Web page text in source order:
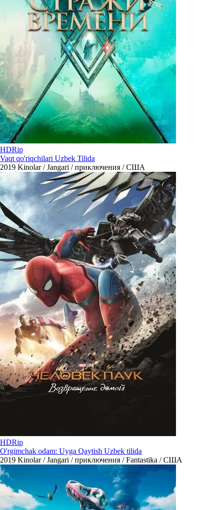
HDRip
Vaqt qo'riqchilari Uzbek Tilida
2019 Kinolar / Jangari / приключения / США
HDRip
O'rgimchak odam: Uyga Qaytish Uzbek tilida
2019 Kinolar / Jangari / приключения / Fantastika / США